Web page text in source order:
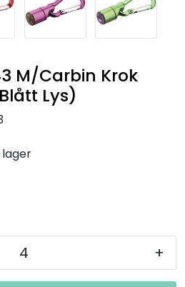
M/Carbin Krok
Lys)
lager
+